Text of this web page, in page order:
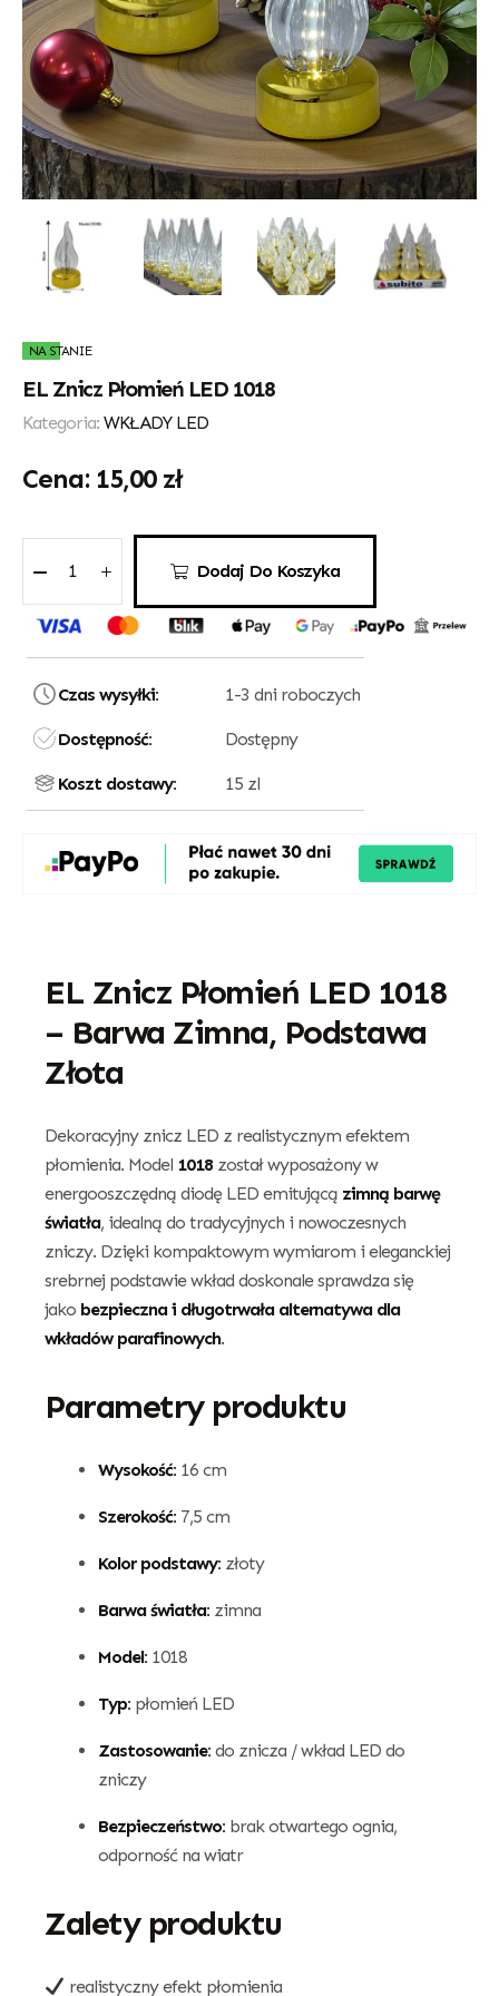
NA STANIE
EL Znicz Płomień LED 1018
Kategoria: WKŁADY LED
15,00 zł
Dodaj Do Koszyka
Czas wysyłki: 1-3 dni roboczych
Dostępność: Dostępny
Koszt dostawy: 15 zl
EL Znicz Płomień LED 1018
– Barwa Zimna, Podstawa
Złota
Dekoracyjny znicz LED z realistycznym efektem
płomienia. Model 1018 został wyposażony w
energooszczędną diodę LED emitującą zimną barwę
światła, idealną do tradycyjnych i nowoczesnych
zniczy. Dzięki kompaktowym wymiarom i eleganckiej
srebrnej podstawie wkład doskonale sprawdza się
jako bezpieczna i długotrwała alternatywa dla
wkładów parafinowych.
Parametry produktu
Wysokość: 16 cm
Szerokość: 7,5 cm
Kolor podstawy: złoty
Barwa światła: zimna
Model: 1018
Typ: płomień LED
Zastosowanie: do znicza / wkład LED do
zniczy
Bezpieczeństwo: brak otwartego ognia,
odporność na wiatr
Zalety produktu
realistyczny efekt płomienia